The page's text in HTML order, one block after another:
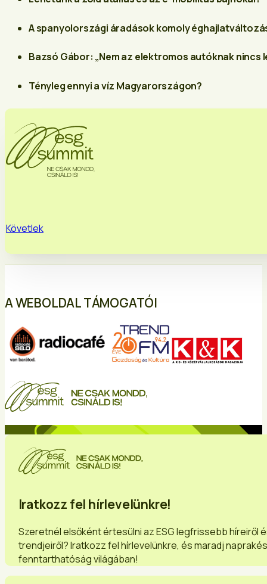
A spanyolországi áradások komoly
Bazsó Gábor: „Nem az elektromos autóknak nincs
Tényleg ennyi a víz Magyarországon?
Követlek
A WEBOLDAL TÁMOGATÓI
Iratkozz fel hírlevelünkre!
Szeretnél elsőként értesülni az ESG legfrissebb híreiről
trendjeiről? Iratkozz fel hírlevelünkre, és maradj
fenntarthatóság világában!